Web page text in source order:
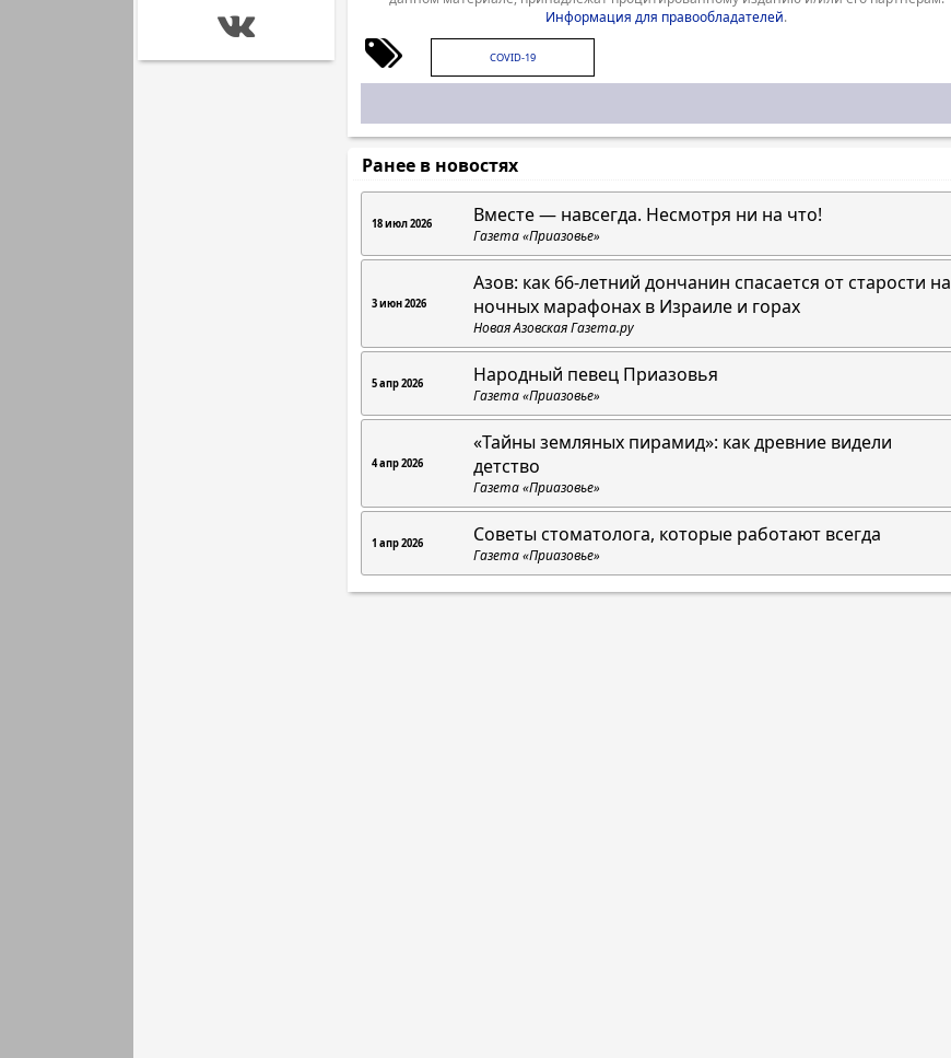
Информация для правообладателей.
COVID-19
Ранее в новостях
18 июл 2026 Вместе — навсегда. Несмотря ни на что!
Газета «Приазовье»
3 июн 2026
Азов: как 66-летний дончанин спасается от старости на
ночных марафонах в Израиле и горах
Новая Азовская Газета.ру
5 апр 2026 Народный певец Приазовья
Газета «Приазовье»
4 апр 2026
«Тайны земляных пирамид»: как древние видели
детство
Газета «Приазовье»
1 апр 2026 Советы стоматолога, которые работают всегда
Газета «Приазовье»